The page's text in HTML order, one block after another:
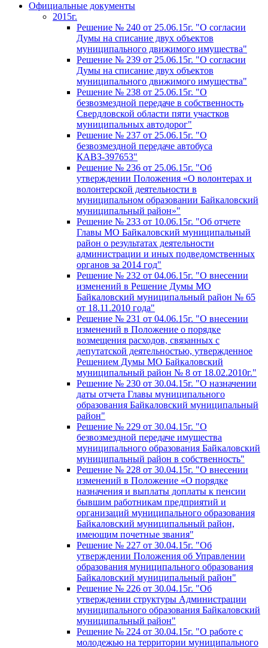
Официальные документы
2015г.
Решение № 240 от 25.06.15г. "О согласии
Думы на списание двух объектов
муниципального движимого имущества"
Решение № 239 от 25.06.15г. "О согласии
Думы на списание двух объектов
муниципального движимого имущества"
Решение № 238 от 25.06.15г. "О
безвозмездной передаче в собственность
Свердловской области пяти участков
муниципальных автодорог"
Решение № 237 от 25.06.15г. "О
безвозмездной передаче автобуса
КАВЗ-397653"
Решение № 236 от 25.06.15г. "Об
утверждении Положения «О волонтерах и
волонтерской деятельности в
муниципальном образовании Байкаловский
муниципальный район»"
Решение № 233 от 10.06.15г. "Об отчете
Главы МО Байкаловский муниципальный
район о результатах деятельности
администрации и иных подведомственных
органов за 2014 год"
Решение № 232 от 04.06.15г. "О внесении
изменений в Решение Думы МО
Байкаловский муниципальный район № 65
от 18.11.2010 года"
Решение № 231 от 04.06.15г. "О внесении
изменений в Положение о порядке
возмещения расходов, связанных с
депутатской деятельностью, утвержденное
Решением Думы МО Байкаловский
муниципальный район № 8 от 18.02.2010г."
Решение № 230 от 30.04.15г. "О назначении
даты отчета Главы муниципального
образования Байкаловский муниципальный
район"
Решение № 229 от 30.04.15г. "О
безвозмездной передаче имущества
муниципального образования Байкаловский
муниципальный район в собственность"
Решение № 228 от 30.04.15г. "О внесении
изменений в Положение «О порядке
назначения и выплаты доплаты к пенсии
бывшим работникам предприятий и
организаций муниципального образования
Байкаловский муниципальный район,
имеющим почетные звания"
Решение № 227 от 30.04.15г. "Об
утверждении Положения об Управлении
образования муниципального образования
Байкаловский муниципальный район"
Решение № 226 от 30.04.15г. "Об
утверждении структуры Администрации
муниципального образования Байкаловский
муниципальный район"
Решение № 224 от 30.04.15г. "О работе с
молодежью на территории муниципального